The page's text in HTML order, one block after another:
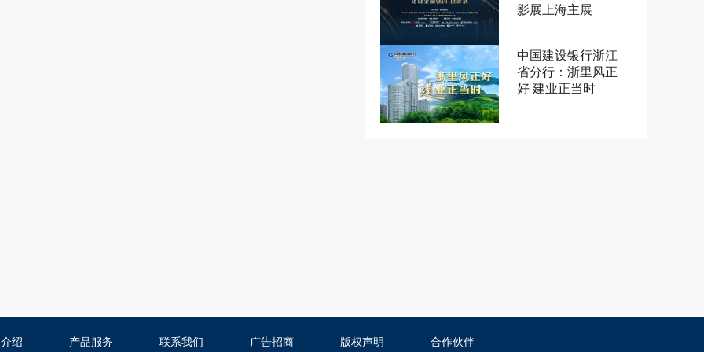
影展上海主展
中国建设银行浙江
省分行：浙里风正
好 建业正当时
绍 产品服务 联系我们 广告招商 版权声明 合作伙伴